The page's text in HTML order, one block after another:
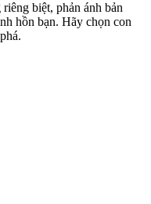
biệt, phản ánh bản
hồn bạn. Hãy chọn con